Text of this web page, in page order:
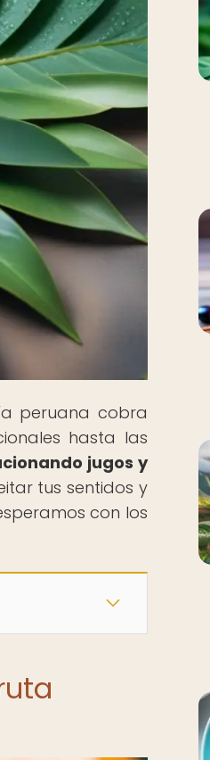
peruana cobra
hasta las
jugos y
tus sentidos y
con los